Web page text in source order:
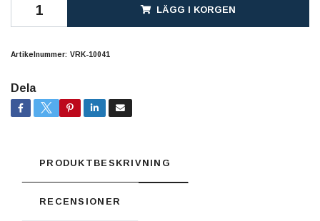
LÄGG I KORGEN
Artikelnummer: VRK-10041
Dela
PRODUKTBESKRIVNING
RECENSIONER